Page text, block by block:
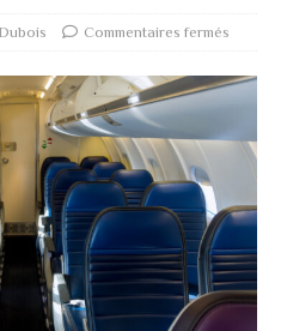
Commentaires fermés